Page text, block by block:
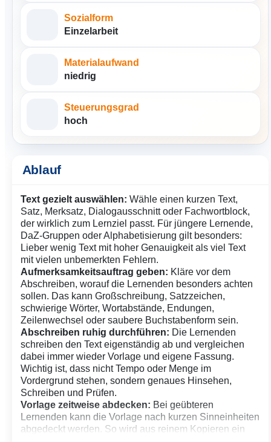
Sozialform
Einzelarbeit
Materialaufwand
niedrig
Steuerungsgrad
hoch
Ablauf
Text gezielt auswählen: Wähle einen kurzen Text,
Satz, Merksatz, Dialogausschnitt oder Fachwortblock,
der wirklich zum Lernziel passt. Für jüngere Lernende,
DaZ-Gruppen oder Alphabetisierung gilt besonders:
Lieber wenig Text mit hoher Genauigkeit als viel Text
mit vielen unbemerkten Fehlern.
Aufmerksamkeitsauftrag geben: Kläre vor dem
Abschreiben, worauf die Lernenden besonders achten
sollen. Das kann Großschreibung, Satzzeichen,
schwierige Wörter, Wortabstände, Endungen,
Zeilenwechsel oder saubere Buchstabenform sein.
Abschreiben ruhig durchführen: Die Lernenden
schreiben den Text eigenständig ab und vergleichen
dabei immer wieder Vorlage und eigene Fassung.
Wichtig ist, dass nicht Tempo oder Menge im
Vordergrund stehen, sondern genaues Hinsehen,
Schreiben und Prüfen.
Vorlage zeitweise abdecken: Bei geübteren
Lernenden kann die Vorlage nach kurzen Sinneinheiten
abgedeckt werden. So wird aus reinem Kopieren ein